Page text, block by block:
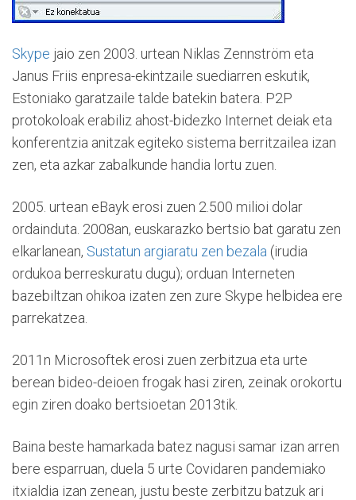
Skype jaio zen 2003. urtean Niklas Zennström eta
Janus Friis enpresa-ekintzaile suediarren eskutik,
Estoniako garatzaile talde batekin batera. P2P
protokoloak erabiliz ahost-bidezko Internet deiak eta
konferentzia anitzak egiteko sistema berritzailea izan
zen, eta azkar zabalkunde handia lortu zuen.
2005. urtean eBayk erosi zuen 2.500 milioi dolar
ordainduta. 2008an, euskarazko bertsio bat garatu zen
elkarlanean, Sustatun argiaratu zen bezala (irudia
ordukoa berreskuratu dugu); orduan Interneten
bazebiltzan ohikoa izaten zen zure Skype helbidea ere
parrekatzea.
2011n Microsoftek erosi zuen zerbitzua eta urte
berean bideo-deioen frogak hasi ziren, zeinak orokortu
egin ziren doako bertsioetan 2013tik.
Baina beste hamarkada batez nagusi samar izan arren
bere esparruan, duela 5 urte Covidaren pandemiako
itxialdia izan zenean, justu beste zerbitzu batzuk ari